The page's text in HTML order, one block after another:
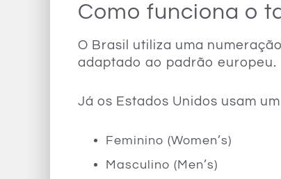
Como funciona o
O Brasil utiliza uma
adaptado ao padrão europeu.
Já os Estados Unidos usam
Feminino (Women’s)
Masculino (Men’s)